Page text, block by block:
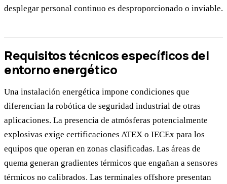
desplegar personal continuo es desproporcionado o inviable.
Requisitos técnicos específicos del
entorno energético
Una instalación energética impone condiciones que
diferencian la robótica de seguridad industrial de otras
aplicaciones. La presencia de atmósferas potencialmente
explosivas exige certificaciones ATEX o IECEx para los
equipos que operan en zonas clasificadas. Las áreas de
quema generan gradientes térmicos que engañan a sensores
térmicos no calibrados. Las terminales offshore presentan